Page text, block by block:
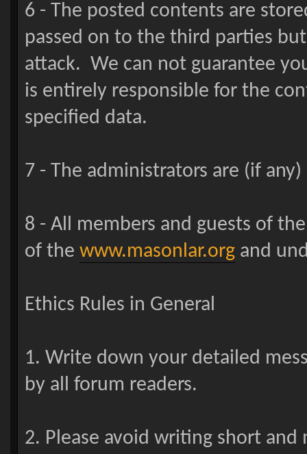
6 - The posted contents are
passed on to the third parties
attack. We can not guarantee
is entirely responsible for the
specified data.
7 - The administrators are (if
8 - All members and guests of
of the www.masonlar.organd
Ethics Rules in General
1. Write down your detailed
by all forum readers.
2. Please avoid writing short and